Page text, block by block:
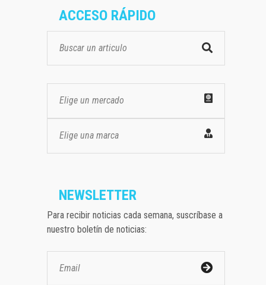
ACCESO RÁPIDO
Elige un mercado
Elige una marca
NEWSLETTER
Para recibir noticias cada semana, suscríbase a
nuestro boletín de noticias: